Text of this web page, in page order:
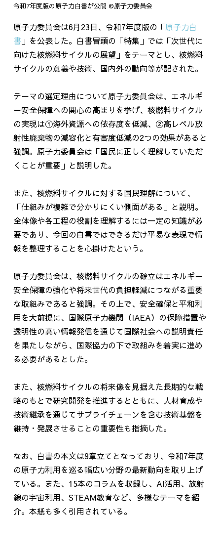
令和7年度版の原子力白書が公開 ©原子力委員会
原子力委員会は6月23日、令和7年度版の「原子力白
書」を公表した。白書冒頭の「特集」では「次世代に
向けた核燃料サイクルの展望」をテーマとし、核燃料
サイクルの意義や技術、国内外の動向等が記された。
テーマの選定理由について原子力委員会は、エネルギ
ー安全保障への関心の高まりを挙げ、核燃料サイクル
の実現は①海外資源への依存度を低減、②高レベル放
射性廃棄物の減容化と有害度低減の2つの効果があると
強調。原子力委員会は「国民に正しく理解していただ
くことが重要」と説明した。
また、核燃料サイクルに対する国民理解について、
「仕組みが複雑で分かりにくい側面がある」と説明。
全体像や各工程の役割を理解するには一定の知識が必
要であり、今回の白書ではできるだけ平易な表現で情
報を整理することを心掛けたという。
原子力委員会は、核燃料サイクルの確立はエネルギー
安全保障の強化や将来世代の負担軽減につながる重要
な取組みであると強調。その上で、安全確保と平和利
用を大前提に、国際原子力機関（IAEA）の保障措置や
透明性の高い情報発信を通じて国際社会への説明責任
を果たしながら、国際協力の下で取組みを着実に進め
る必要があるとした。
また、核燃料サイクルの将来像を見据えた長期的な戦
略のもとで研究開発を推進するとともに、人材育成や
技術継承を通じてサプライチェーンを含む技術基盤を
維持・発展させることの重要性も指摘した。
なお、白書の本文は9章立てとなっており、令和7年度
の原子力利用を巡る幅広い分野の最新動向を取り上げ
ている。また、 15本のコラムを収録し、 AI活用、放射
線の宇宙利用、 STEAM教育など、多様なテーマを紹
介。本紙も多く引用されている。